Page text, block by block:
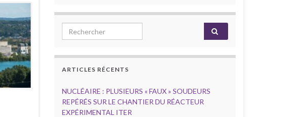
Search for:
ARTICLES RÉCENTS
NUCLÉAIRE : PLUSIEURS « FAUX » SOUDEURS
REPÉRÉS SUR LE CHANTIER DU RÉACTEUR
EXPÉRIMENTAL ITER